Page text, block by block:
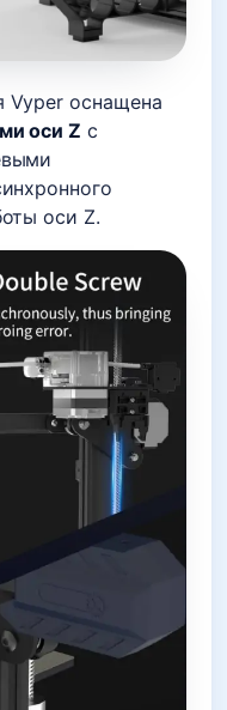
Vyper оснащена
оси Z с
оси Z.